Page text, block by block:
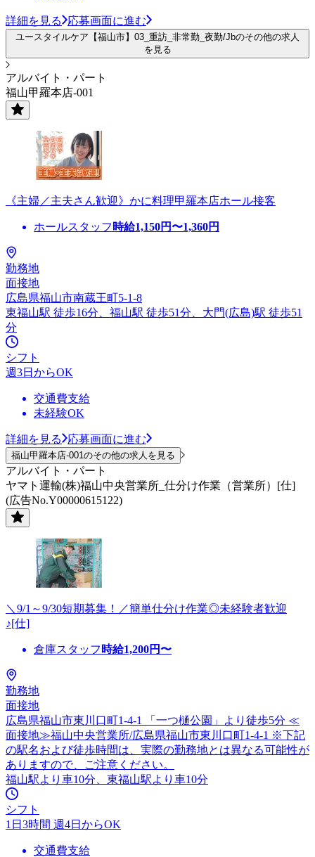
詳細を見る 応募画面に進む
ユースタイルケア【福山市】03_重訪_非常勤_夜勤/Jbのその他の求人
を見る
アルバイト・パート
福山甲羅本店-001
《主婦／主夫さん歓迎》かに料理甲羅本店ホール接客
ホールスタッフ 時給1,150円〜1,360円
勤務地
面接地
広島県福山市南蔵王町5-1-8
東福山駅 徒歩16分、福山駅 徒歩51分、大門(広島)駅 徒歩51
分
シフト
週3日からOK
交通費支給
未経験OK
詳細を見る 応募画面に進む
福山甲羅本店-001のその他の求人を見る
アルバイト・パート
ヤマト運輸(株)福山中央営業所_仕分け作業（営業所）[仕]
(広告No.Y00000615122)
＼9/1～9/30短期募集！／簡単仕分け作業◎未経験者歓迎
♪[仕]
倉庫スタッフ 時給1,200円〜
勤務地
面接地
広島県福山市東川口町1-4-1 「一つ樋公園」より徒歩5分 ≪
面接地≫福山中央営業所/広島県福山市東川口町1-4-1 ※下記
の駅名および徒歩時間は、実際の勤務地とは異なる可能性が
ありますので、ご注意ください。
福山駅より車10分、東福山駅より車10分
シフト
1日3時間 週4日からOK
交通費支給